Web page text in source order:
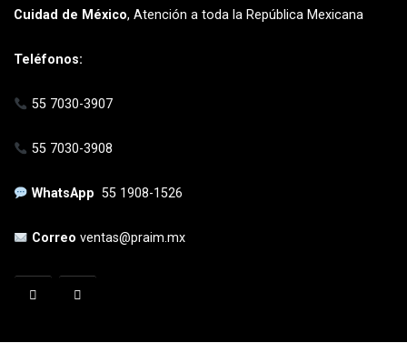
Cuidad de México, Atención a toda la República Mexicana
Teléfonos:
55 7030-3907
55 7030-3908
WhatsApp55 1908-1526
Correoventas@praim.mx